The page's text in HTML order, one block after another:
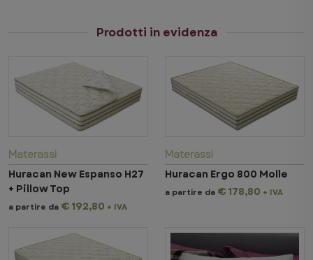
Prodotti in evidenza
Materassi
Huracan New Espanso H27
+ Pillow Top
a partire da € 192,80 + IVA
Materassi
Huracan Ergo 800 Molle
a partire da € 178,80 + IVA